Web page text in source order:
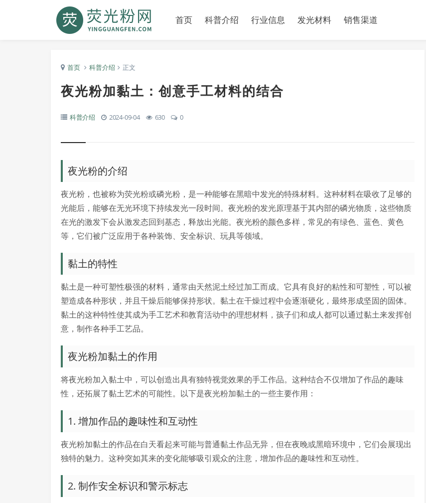
首页 科普介绍 行业信息 发光材料 销售渠道
首页 科普介绍 正文
夜光粉加黏土：创意手工材料的结合
科普介绍 2024-09-04 630 0
夜光粉的介绍
夜光粉，也被称为荧光粉或磷光粉，是一种能够在黑暗中发光的特殊材料。这种材料在吸收了足够的
光能后，能够在无光环境下持续发光一段时间。夜光粉的发光原理基于其内部的磷光物质，这些物质
在光的激发下会从激发态回到基态，释放出光能。夜光粉的颜色多样，常见的有绿色、蓝色、黄色
等，它们被广泛应用于各种装饰、安全标识、玩具等领域。
黏土的特性
黏土是一种可塑性极强的材料，通常由天然泥土经过加工而成。它具有良好的粘性和可塑性，可以被
塑造成各种形状，并且干燥后能够保持形状。黏土在干燥过程中会逐渐硬化，最终形成坚固的固体。
黏土的这种特性使其成为手工艺术和教育活动中的理想材料，孩子们和成人都可以通过黏土来发挥创
意，制作各种手工艺品。
夜光粉加黏土的作用
将夜光粉加入黏土中，可以创造出具有独特视觉效果的手工作品。这种结合不仅增加了作品的趣味
性，还拓展了黏土艺术的可能性。以下是夜光粉加黏土的一些主要作用：
1. 增加作品的趣味性和互动性
夜光粉加黏土的作品在白天看起来可能与普通黏土作品无异，但在夜晚或黑暗环境中，它们会展现出
独特的魅力。这种突如其来的变化能够吸引观众的注意，增加作品的趣味性和互动性。
2. 制作安全标识和警示标志